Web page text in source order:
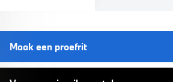
Maak een proefrit